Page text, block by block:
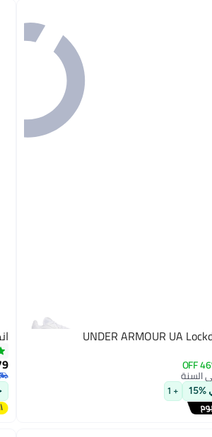
UNDER ARMOUR UA
46%
السنة
السنة + 1